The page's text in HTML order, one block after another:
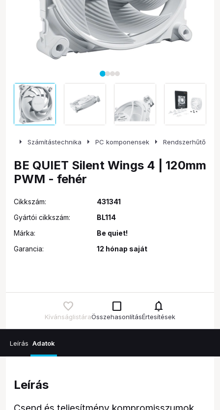
arrow_right Számítástechnika arrow_right PC komponensek arrow_right Rendszerhűtő
BE QUIET Silent Wings 4 | 120mm
PWM - fehér
Cikkszám:
431341
Gyártói cikkszám:
BL114
Márka:
Be quiet!
Garancia:
12 hónap saját
Kívánságlistára
check_box_outline_blank
Összehasonlítás
notifications
Értesítések
Leírás Adatok
Leírás